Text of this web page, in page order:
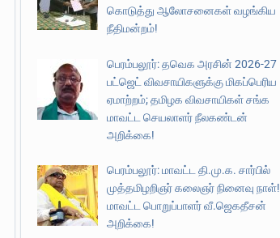
கொடுத்து ஆலோசனைகள் வழங்கிய
நீதிமன்றம்!
பெரம்பலூர்: தவெக அரசின் 2026-27
பட்ஜெட் விவசாயிகளுக்கு மிகப்பெரிய
ஏமாற்றம்; தமிழக விவசாயிகள் சங்க
மாவட்ட செயலாளர் நீலகண்டன்
அறிக்கை!
பெரம்பலூர்: மாவட்ட தி.மு.க. சார்பில்
முத்தமிழறிஞர் கலைஞர் நினைவு நாள்!
மாவட்ட பொறுப்பாளர் வீ.ஜெகதீசன்
அறிக்கை!